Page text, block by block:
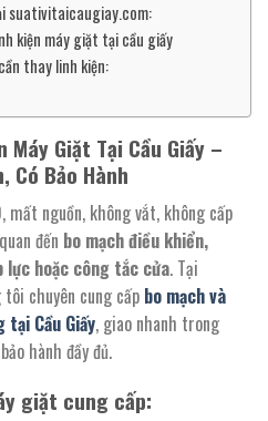
suativitaicaugiay.com:
kiện máy giặt tại cầu giấy
thay linh kiện:
Máy Giặt Tại Cầu Giấy –
Có Bảo Hành
mất nguồn, không vắt, không cấp
đến bo mạch điều khiển,
lực hoặc công tắc cửa. Tại
tôi chuyên cung cấp bo mạch và
Cầu Giấy, giao nhanh trong
hành đầy đủ.
giặt cung cấp: